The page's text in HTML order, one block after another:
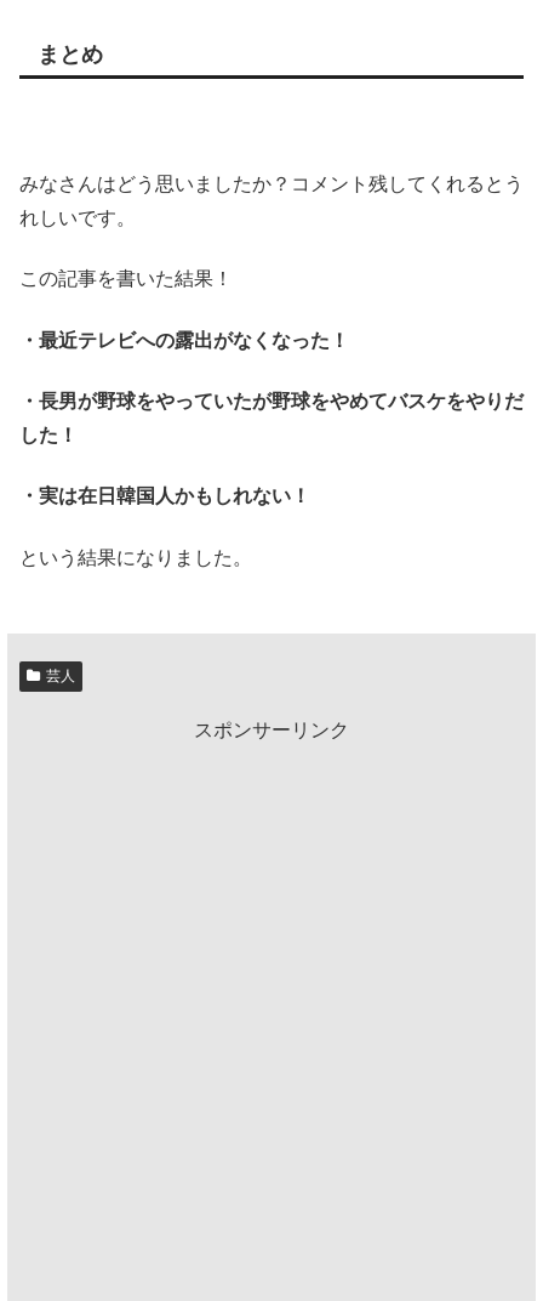
まとめ
みなさんはどう思いましたか？コメント残してくれるとう
れしいです。
この記事を書いた結果！
・最近テレビへの露出がなくなった！
・長男が野球をやっていたが野球をやめてバスケをやりだ
した！
・実は在日韓国人かもしれない！
という結果になりました。
芸人
スポンサーリンク